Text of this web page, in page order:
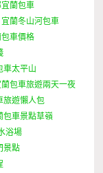
蘭包車
宜蘭冬山河包車
包車價格
車太平山
蘭包車旅遊兩天一夜
旅遊懶人包
包車景點草嶺
浴場
景點